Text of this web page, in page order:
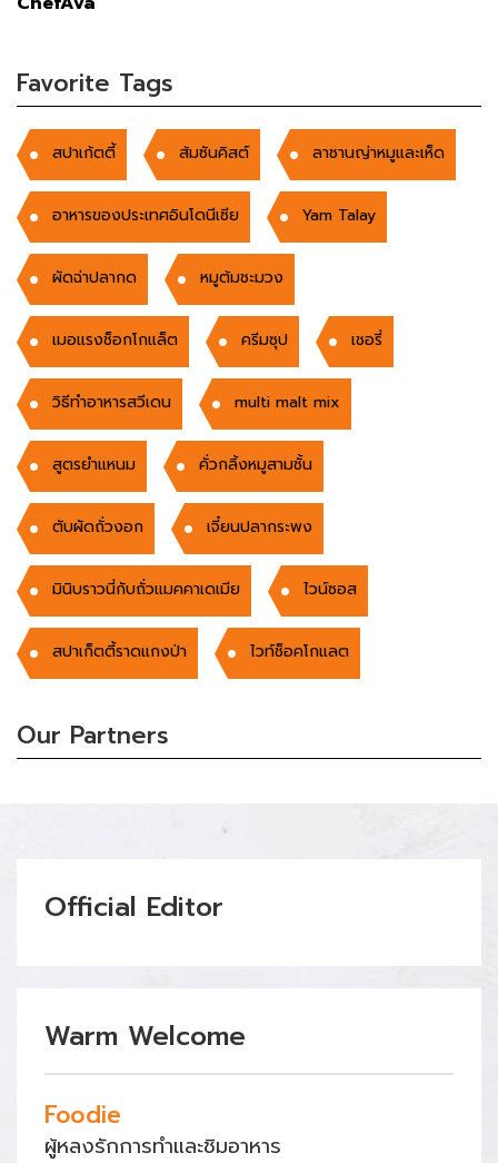
Favorite Tags
สปาเก้ตตี้ ส้มซันคิสต์ ลาซานญ่าหมูและเห็ด
อาหารของประเทศอินโดนีเซีย Yam Talay
ผัดฉ่าปลากด หมูต้มชะมวง
เมอแรงช็อกโกแล็ต ครีมซุป เชอรี่
วิธีทำอาหารสวีเดน multi malt mix
สูตรยำแหนม คั่วกลิ้งหมูสามชั้น
ตับผัดถั่วงอก เจี๋ยนปลากระพง
มินิบราวนี่กับถั่วแมคคาเดเมีย ไวน์ซอส
สปาเก็ตตี้ราดแกงป่า ไวท์ช็อคโกแลต
Our Partners
Official Editor
Warm Welcome
Foodie
ผู้หลงรักการทำและชิมอาหาร